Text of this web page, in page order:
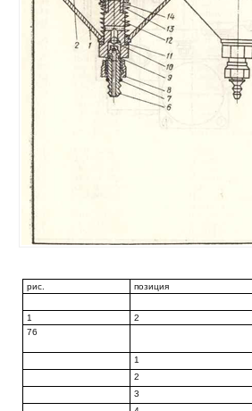
рис. позиция
1 2
76
1
2
3